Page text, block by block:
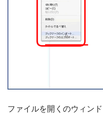
ファイルを開くのウィン